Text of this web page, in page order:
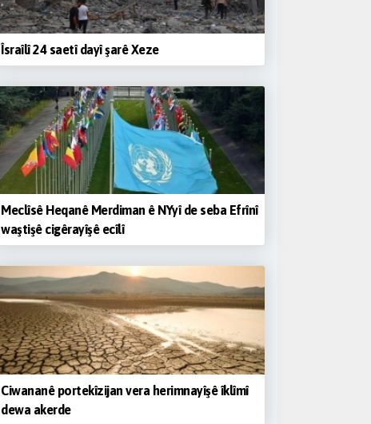
Îsraîlî 24 saetî dayî şarê Xeze
Meclîsê Heqanê Merdiman ê NYyî de seba Efrînî
waştişê cigêrayîşê ecîlî
Ciwananê portekîzijan vera herimnayîşê îklîmî
dewa akerde